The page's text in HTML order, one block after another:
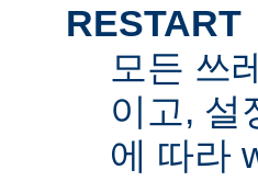
RESTART
모든 쓰
이고, 설
에 따라